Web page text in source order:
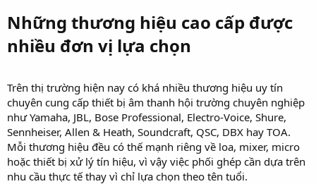
Những thương hiệu cao cấp được
nhiều đơn vị lựa chọn​
Trên thị trường hiện nay có khá nhiều thương hiệu uy tín
chuyên cung cấp thiết bị âm thanh hội trường chuyên nghiệp
như Yamaha, JBL, Bose Professional, Electro-Voice, Shure,
Sennheiser, Allen & Heath, Soundcraft, QSC, DBX hay TOA.
Mỗi thương hiệu đều có thế mạnh riêng về loa, mixer, micro
hoặc thiết bị xử lý tín hiệu, vì vậy việc phối ghép cần dựa trên
nhu cầu thực tế thay vì chỉ lựa chọn theo tên tuổi.